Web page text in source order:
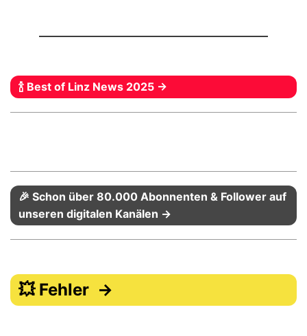
🍾 Best of Linz News 2025 →
🎉 Schon über 80.000 Abonnenten & Follower auf
unseren digitalen Kanälen →
💥 Fehler →